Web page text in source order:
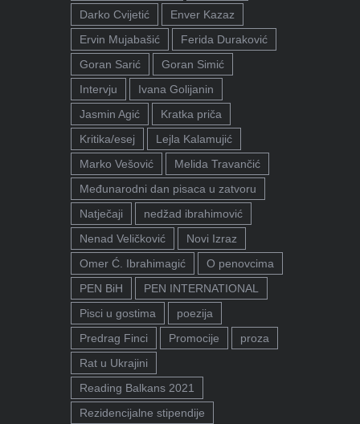
Darko Cvijetić
Enver Kazaz
Ervin Mujabašić
Ferida Duraković
Goran Sarić
Goran Simić
Intervju
Ivana Golijanin
Jasmin Agić
Kratka priča
Kritika/esej
Lejla Kalamujić
Marko Vešović
Melida Travančić
Međunarodni dan pisaca u zatvoru
Natječaji
nedžad ibrahimović
Nenad Veličković
Novi Izraz
Omer Ć. Ibrahimagić
O penovcima
PEN BiH
PEN INTERNATIONAL
Pisci u gostima
poezija
Predrag Finci
Promocije
proza
Rat u Ukrajini
Reading Balkans 2021
Rezidencijalne stipendije